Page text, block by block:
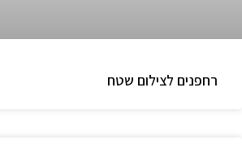
רחפנים לצילום שטח